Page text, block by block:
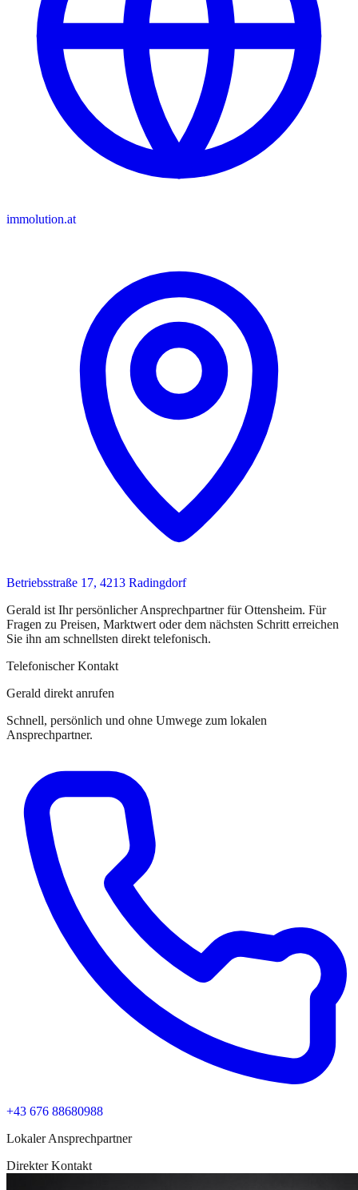
immolution.at
Betriebsstraße 17, 4213 Radingdorf
Gerald ist Ihr persönlicher Ansprechpartnerfür Ottensheim. Für
Fragen zu Preisen, Marktwert oder dem nächsten Schritt erreichen
Sie ihn am schnellsten direkt telefonisch.
Telefonischer Kontakt
Gerald direkt anrufen
Schnell, persönlich und ohne Umwege zum lokalen
Ansprechpartner.
+43 676 88680988
Lokaler Ansprechpartner
Direkter Kontakt